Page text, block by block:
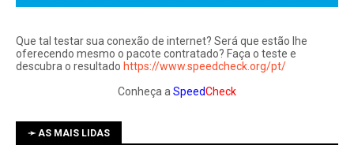
Que tal testar sua conexão de internet? Será que estão lhe
oferecendo mesmo o pacote contratado? Faça o teste e
descubra o resultado https://www.speedcheck.org/pt/
Conheça a SpeedCheck
➛ AS MAIS LIDAS